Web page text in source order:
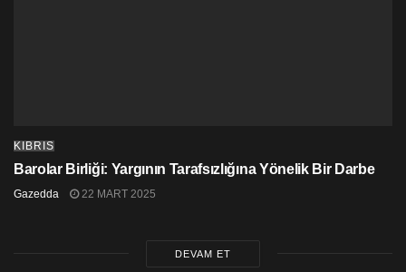
KIBRIS
Barolar Birliği: Yargının Tarafsızlığına Yönelik Bir Darbe
Gazedda 22 MART 2025
DEVAM ET